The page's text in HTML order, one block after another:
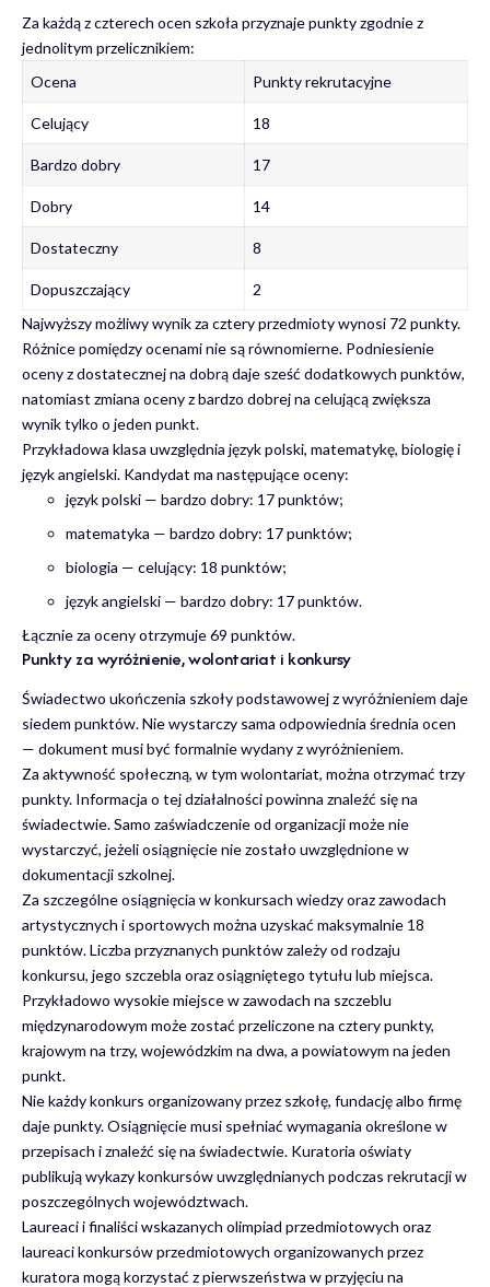
Za każdą z czterech ocen szkoła przyznaje punkty zgodnie z
jednolitym przelicznikiem:
Ocena
Punkty rekrutacyjne
Celujący 18
Bardzo dobry 17
Dobry 14
Dostateczny 8
Dopuszczający
2
Najwyższy możliwy wynik za cztery przedmioty wynosi 72 punkty.
Różnice pomiędzy ocenami nie są równomierne. Podniesienie
oceny z dostatecznej na dobrą daje sześć dodatkowych punktów,
natomiast zmiana oceny z bardzo dobrej na celującą zwiększa
wynik tylko o jeden punkt.
Przykładowa klasa uwzględnia język polski, matematykę, biologię i
język angielski. Kandydat ma następujące oceny:
język polski — bardzo dobry: 17 punktów;
matematyka — bardzo dobry: 17 punktów;
biologia — celujący: 18 punktów;
język angielski — bardzo dobry: 17 punktów.
Łącznie za oceny otrzymuje 69 punktów.
Punkty za wyróżnienie, wolontariat i konkursy
Świadectwo ukończenia szkoły podstawowej z wyróżnieniem daje
siedem punktów. Nie wystarczy sama odpowiednia średnia ocen
— dokument musi być formalnie wydany z wyróżnieniem.
Za aktywność społeczną, w tym wolontariat, można otrzymać trzy
punkty. Informacja o tej działalności powinna znaleźć się na
świadectwie. Samo zaświadczenie od organizacji może nie
wystarczyć, jeżeli osiągnięcie nie zostało uwzględnione w
dokumentacji szkolnej.
Za szczególne osiągnięcia w konkursach wiedzy oraz zawodach
artystycznych i sportowych można uzyskać maksymalnie 18
punktów. Liczba przyznanych punktów zależy od rodzaju
konkursu, jego szczebla oraz osiągniętego tytułu lub miejsca.
Przykładowo wysokie miejsce w zawodach na szczeblu
międzynarodowym może zostać przeliczone na cztery punkty,
krajowym na trzy, wojewódzkim na dwa, a powiatowym na jeden
punkt.
Nie każdy konkurs organizowany przez szkołę, fundację albo firmę
daje punkty. Osiągnięcie musi spełniać wymagania określone w
przepisach i znaleźć się na świadectwie. Kuratoria oświaty
publikują wykazy konkursów uwzględnianych podczas rekrutacji w
poszczególnych województwach.
Laureaci i finaliści wskazanych olimpiad przedmiotowych oraz
laureaci konkursów przedmiotowych organizowanych przez
kuratora mogą korzystać z pierwszeństwa w przyjęciu na